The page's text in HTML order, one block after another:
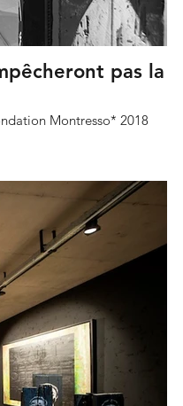
pas la
Montresso* 2018